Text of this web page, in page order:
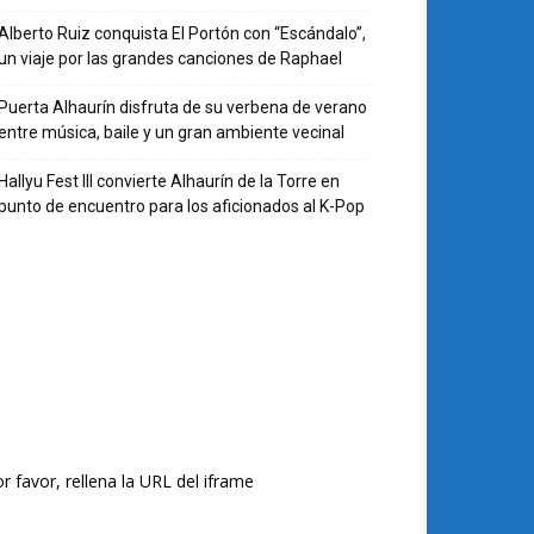
Ruiz conquista El Portón con “Escándalo”,
viaje por las grandes canciones de Raphael
Alhaurín disfruta de su verbena de verano
música, baile y un gran ambiente vecinal
Fest III convierte Alhaurín de la Torre en
de encuentro para los aficionados al K-Pop
favor, rellena la URL del iframe